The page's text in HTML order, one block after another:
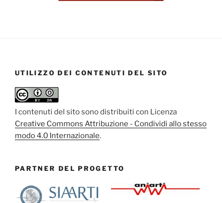
UTILIZZO DEI CONTENUTI DEL SITO
I contenuti del sito sono distribuiti con Licenza
Creative Commons Attribuzione - Condividi allo stesso
modo 4.0 Internazionale.
PARTNER DEL PROGETTO